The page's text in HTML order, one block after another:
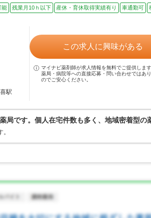
能 残業月10ｈ以下 産休・育休取得実績有り 車通勤可
駅
この求人に興味がある
マイナビ薬剤師が求人情報を無料でご提供します
薬局・病院等への直接応募・問い合わせではあ
のでご安心ください。
です。個人在宅件数も多く、地域密着型の